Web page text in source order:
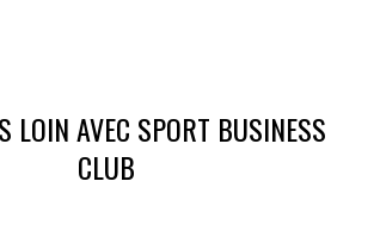
LOIN AVEC SPORT BUSINESS
CLUB